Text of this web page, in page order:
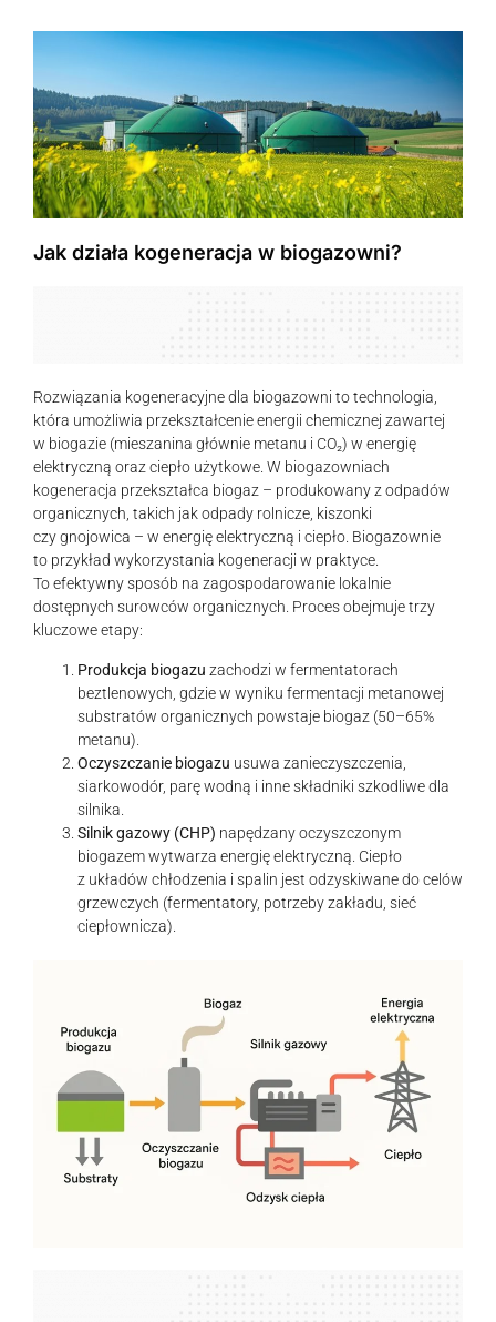
Jak działa kogeneracja w biogazowni?
Rozwiązania kogeneracyjne dla biogazowni to technologia,
która umożliwia przekształcenie energii chemicznej zawartej
w biogazie (mieszanina głównie metanu i CO₂) w energię
elektryczną oraz ciepło użytkowe. W biogazowniach
kogeneracja przekształca biogaz – produkowany z odpadów
organicznych, takich jak odpady rolnicze, kiszonki
czy gnojowica – w energię elektryczną i ciepło. Biogazownie
to przykład wykorzystania kogeneracji w praktyce.
To efektywny sposób na zagospodarowanie lokalnie
dostępnych surowców organicznych. Proces obejmuje trzy
kluczowe etapy:
Produkcja biogazu zachodzi w fermentatorach
beztlenowych, gdzie w wyniku fermentacji metanowej
substratów organicznych powstaje biogaz (50–65%
metanu).
Oczyszczanie biogazu usuwa zanieczyszczenia,
siarkowodór, parę wodną i inne składniki szkodliwe dla
silnika.
Silnik gazowy (CHP) napędzany oczyszczonym
biogazem wytwarza energię elektryczną. Ciepło
z układów chłodzenia i spalin jest odzyskiwane do celów
grzewczych (fermentatory, potrzeby zakładu, sieć
ciepłownicza).